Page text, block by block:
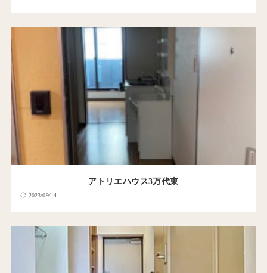
アトリエハウス3万代東
2023/09/14